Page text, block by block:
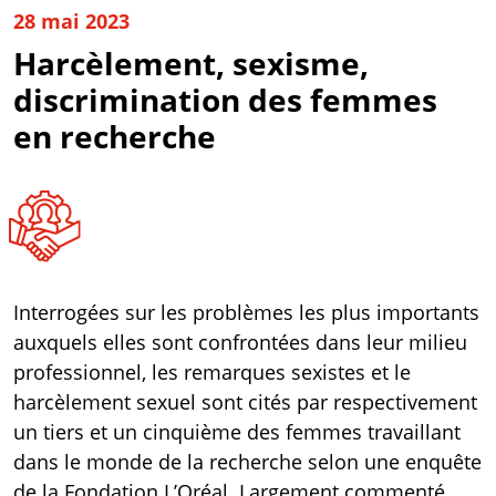
28 mai 2023
Harcèlement, sexisme,
discrimination des femmes
en recherche
Interrogées sur les problèmes les plus importants
auxquels elles sont confrontées dans leur milieu
professionnel, les remarques sexistes et le
harcèlement sexuel sont cités par respectivement
un tiers et un cinquième des femmes travaillant
dans le monde de la recherche selon une enquête